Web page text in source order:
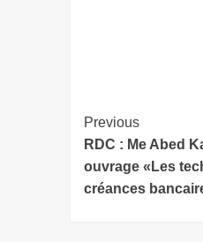
Previous
RDC : Me Abed
ouvrage «Les
créances